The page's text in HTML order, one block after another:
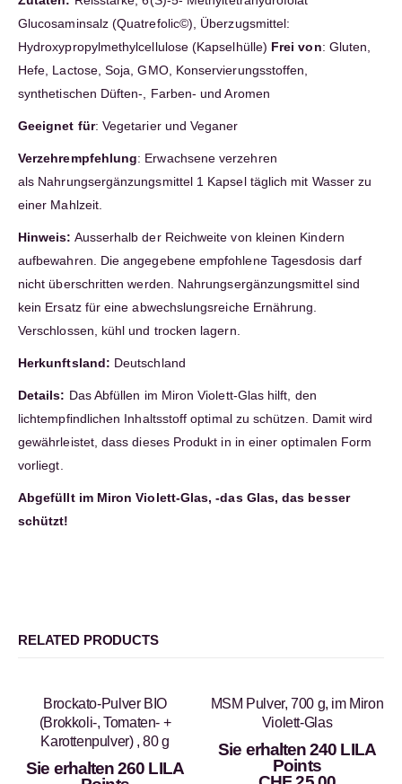
Glucosaminsalz (Quatrefolic©), Überzugsmittel:
Hydroxypropylmethylcellulose (Kapselhülle) Frei von: Gluten,
Hefe, Lactose, Soja, GMO, Konservierungsstoffen,
synthetischen Düften-, Farben- und Aromen
Geeignet für: Vegetarier und Veganer
Verzehrempfehlung: Erwachsene verzehren
als Nahrungsergänzungsmittel 1 Kapsel täglich mit Wasser zu
einer Mahlzeit.
Hinweis: Ausserhalb der Reichweite von kleinen Kindern
aufbewahren. Die angegebene empfohlene Tagesdosis darf
nicht überschritten werden. Nahrungsergänzungsmittel sind
kein Ersatz für eine abwechslungsreiche Ernährung.
Verschlossen, kühl und trocken lagern.
Herkunftsland: Deutschland
Details: Das Abfüllen im Miron Violett-Glas hilft, den
lichtempfindlichen Inhaltsstoff optimal zu schützen. Damit wird
gewährleistet, dass dieses Produkt in in einer optimalen Form
vorliegt.
Abgefüllt im Miron Violett-Glas, -das Glas, das besser
schützt!
RELATED PRODUCTS
Brockato-Pulver BIO
(Brokkoli-, Tomaten- +
Karottenpulver) , 80 g
Sie erhalten 260 LILA
MSM Pulver, 700 g, im Miron
Violett-Glas
Sie erhalten 240 LILA
Points